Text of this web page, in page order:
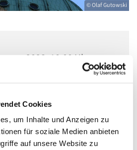
Cookies
um Inhalte und Anzeigen zu
für soziale Medien anbieten
auf unsere Website zu
© Olaf Gutowski
2028, 10:00 Uhr
Am Alten Markt,